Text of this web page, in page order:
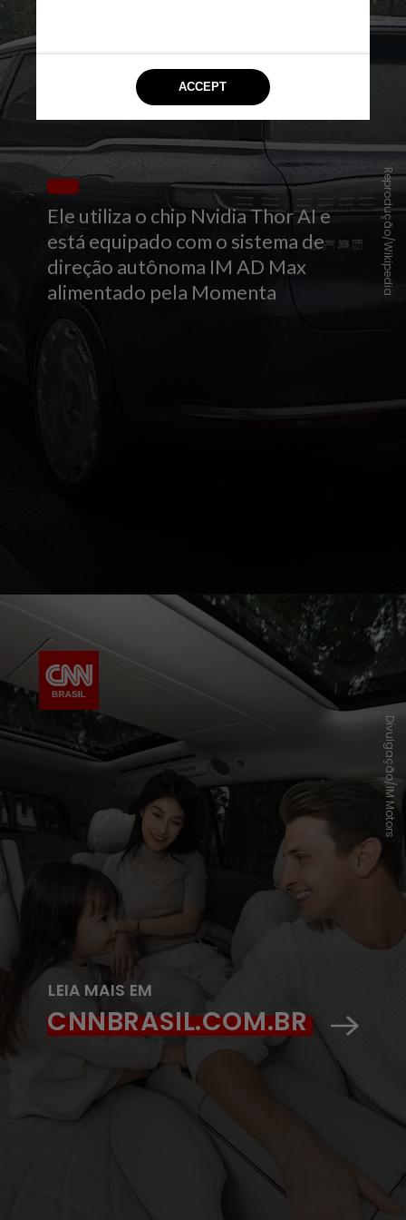
Ele utiliza o chip Nvidia Thor AI e
está equipado com o sistema de
direção autônoma IM AD Max
alimentado pela Momenta
Reprodução/Wikipedia
LEIA MAIS EM
CNNBRASIL.COM.BR
Divulgação/IM Motors